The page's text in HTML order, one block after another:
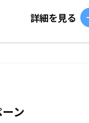
詳細を見る
ン